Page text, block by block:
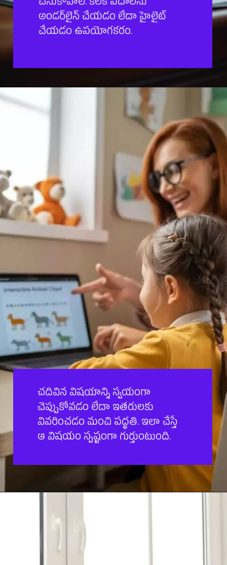
అండర్‌లైన్ చేయడం లేదా హైలైట్
చేయడం ఉపయోగకరం.
చదివిన విషయాన్ని స్వయంగా
చెప్పుకోవడం లేదా ఇతరులకు
వివరించడం మంచి పద్ధతి. ఇలా చేస్తే
ఆ విషయం స్పష్టంగా గుర్తుంటుంది.